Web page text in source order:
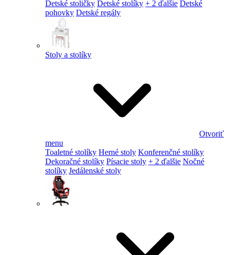
Detské stoličky Detské stolíky + 2 ďalšie Detské
pohovky Detské regály
Stoly a stolíky
Otvoriť
menu
Toaletné stolíky Herné stoly Konferenčné stolíky
Dekoračné stolíky Písacie stoly + 2 ďalšie Nočné
stolíky Jedálenské stoly